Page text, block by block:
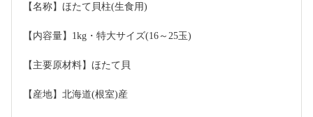
【名称】ほたて貝柱(生食用)
【内容量】1kg・特大サイズ(16～25玉)
【主要原材料】ほたて貝
【産地】北海道(根室)産